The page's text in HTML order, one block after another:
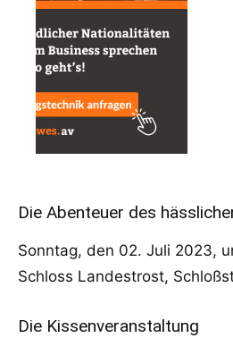
Die Abenteuer des
Sonntag, den 02. Juli 2023,
Schloss Landestrost,
Die Kissenveranstaltung